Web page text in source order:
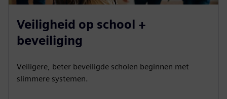
Veiligheid op school +
beveiliging
Veiligere, beter beveiligde scholen beginnen met
slimmere systemen.